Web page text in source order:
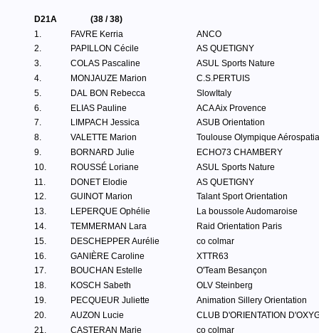
D21A
(38 / 38)
1.
FAVRE Kerria
ANCO
2.
PAPILLON Cécile
AS QUETIGNY
3.
COLAS Pascaline
ASUL Sports Nature
4.
MONJAUZE Marion
C.S.PERTUIS
5.
DAL BON Rebecca
SlowItaly
6.
ELIAS Pauline
ACA Aix Provence
7.
LIMPACH Jessica
ASUB Orientation
8.
VALETTE Marion
Toulouse Olympique
9.
BORNARD Julie
ECHO73 CHAMBERY
10.
ROUSSÉ Loriane
ASUL Sports Nature
11.
DONET Elodie
AS QUETIGNY
12.
GUINOT Marion
Talant Sport Orientation
13.
LEPERQUE Ophélie
La boussole Audomaroise
14.
TEMMERMAN Lara
Raid Orientation Paris
15.
DESCHEPPER Aurélie
co colmar
16.
GANIÈRE Caroline
XTTR63
17.
BOUCHAN Estelle
O'Team Besançon
18.
KOSCH Sabeth
OLV Steinberg
19.
PECQUEUR Juliette
Animation Sillery Orientation
20.
AUZON Lucie
CLUB D'ORIENTATION
21.
CASTERAN Marie
co colmar